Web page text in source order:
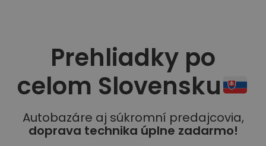
Prehliadky po
celom Slovensku
Autobazáre aj súkromní predajcovia,
doprava technika úplne zadarmo!